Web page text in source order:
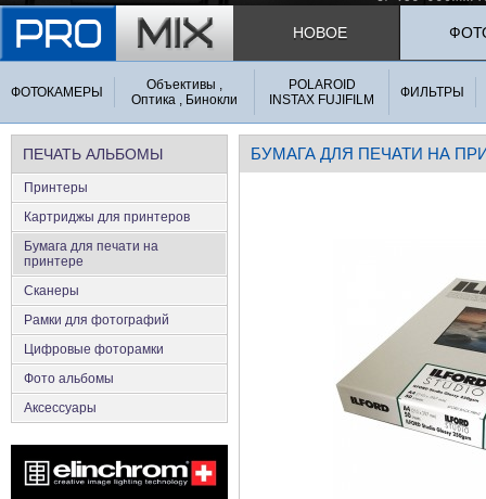
НОВОЕ
ФОТОКАМЕРЫ
Объективы ,
Оптика , Бинокли
POLAROID
INSTAX FUJIFILM
ФИЛЬТРЫ
ПЕЧАТЬ АЛЬБОМЫ
Принтеры
Картриджы для принтеров
Бумага для печати на
принтере
Сканеры
Рамки для фотографий
Цифровые фоторамки
Фото альбомы
Аксесcуары
БУМАГА ДЛЯ ПЕЧАТИ НА